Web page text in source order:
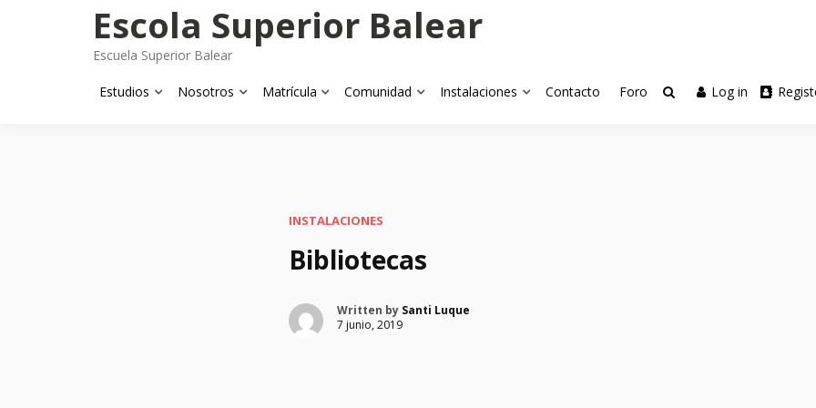
Escola Superior Balear
Escuela Superior Balear
Estudios Nosotros Matrícula Comunidad Instalaciones Contacto Foro Log in
INSTALACIONES
Bibliotecas
Written by Santi Luque
7 junio, 2019